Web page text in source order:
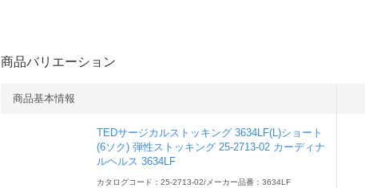
商品バリエーション
商品基本情報
TEDサージカルストッキング 3634LF(L)ショート
(6ソク) 弾性ストッキング 25-2713-02 カーディナ
ルヘルス 3634LF
カタログコード：25-2713-02/ メーカー品番：3634LF